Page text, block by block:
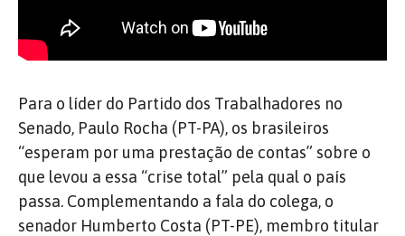
Para o líder do Partido dos Trabalhadores no
Senado, Paulo Rocha (PT-PA), os brasileiros
“esperam por uma prestação de contas” sobre o
que levou a essa “crise total” pela qual o país
passa. Complementando a fala do colega, o
senador Humberto Costa (PT-PE), membro titular